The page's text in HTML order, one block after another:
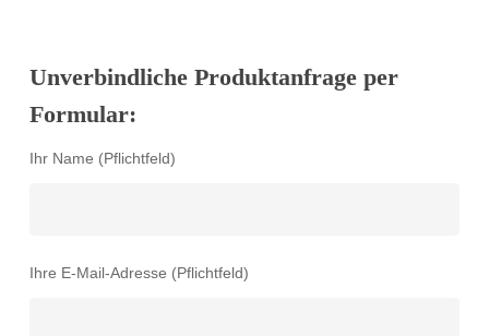
Unverbindliche Produktanfrage per
Formular:
Ihr Name (Pflichtfeld)
Ihre E-Mail-Adresse (Pflichtfeld)